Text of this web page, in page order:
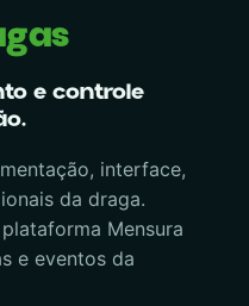
e controle
interface,
da draga.
Mensura
e eventos da